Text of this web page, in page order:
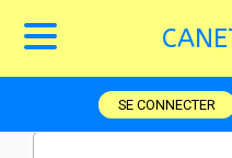
SE CONNECTER